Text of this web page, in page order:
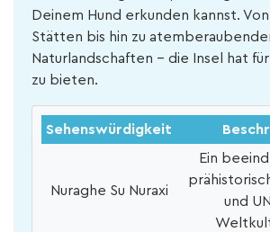
Deinem Hund erkunden kannst.
Stätten bis hin zu
Naturlandschaften – die Insel hat
zu bieten.
Sehenswürdigkeit
Nuraghe Su Nuraxi
Ein
und